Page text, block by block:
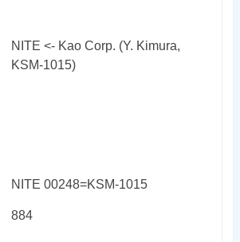
NITE <- Kao Corp. (Y. Kimura,
KSM-1015)
NITE 00248=KSM-1015
884